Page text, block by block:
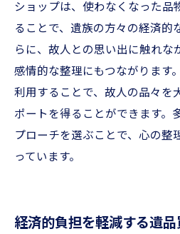
ショップは、使わなくなった品
ることで、遺族の方々の経済的
らに、故人との思い出に触れな
感情的な整理にもつながります
利用することで、故人の品々を
ポートを得ることができます。
プローチを選ぶことで、心の整
っています。
経済的負担を軽減する遺